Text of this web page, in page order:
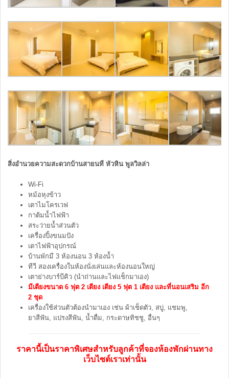
สิ่งอำนวยความสะดวกบ้านสายนที หัวหิน พูลวิลล่า
Wi-Fi
หม้อหุงข้าว
เตาไมโครเวฟ
กาต้มน้ำไฟฟ้า
สระว่ายน้ำส่วนตัว
เครื่องปิ้งขนมปัง
เตาไฟฟ้าอุปกรณ์
บ้านพักมี 3 ห้องนอน 3 ห้องน้ำ
ทีวี สองเครื่องในห้องนั่งเล่นและห้องนอนใหญ่
เตาย่างบาร์บีคิว (นำถ่านและไฟแช็กมาเอง)
มีเตียงขนาด 6 ฟุต 2 เตียง เตียง 5 ฟุต 1 เตียง และที่นอนเสริม อีก
2 ชุด
เครื่องใช้ส่วนตัวต้องนำมาเอง เช่น ผ้าเช็ดตัว, สบู่, แชมพู,
ยาสีฟัน, แปรงสีฟัน, น้ำดื่ม, กระดาษทิชชู, อื่นๆ
ราคานี้เป็นราคาพิเศษสำหรับลูกค้าที่จองห้องพักผ่านทาง
เว็บไซต์เราเท่านั้น